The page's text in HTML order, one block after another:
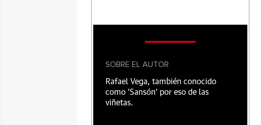
SOBRE EL AUTOR
Rafael Vega, también conocido
como 'Sansón' por eso de las
viñetas.